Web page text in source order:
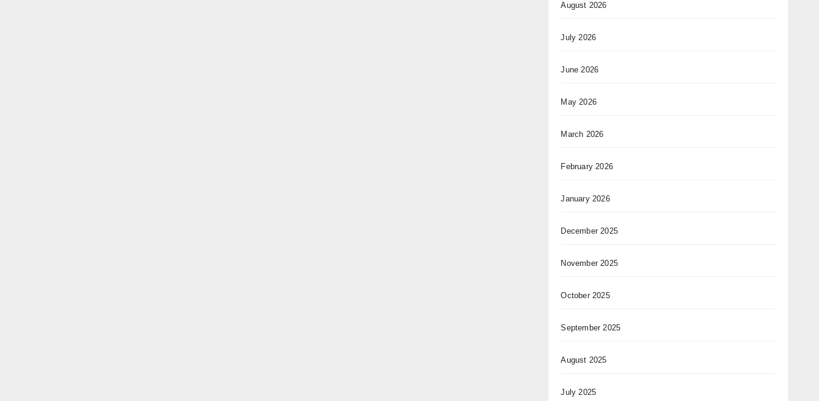
August 2026
July 2026
June 2026
May 2026
March 2026
February 2026
January 2026
December 2025
November 2025
October 2025
September 2025
August 2025
July 2025